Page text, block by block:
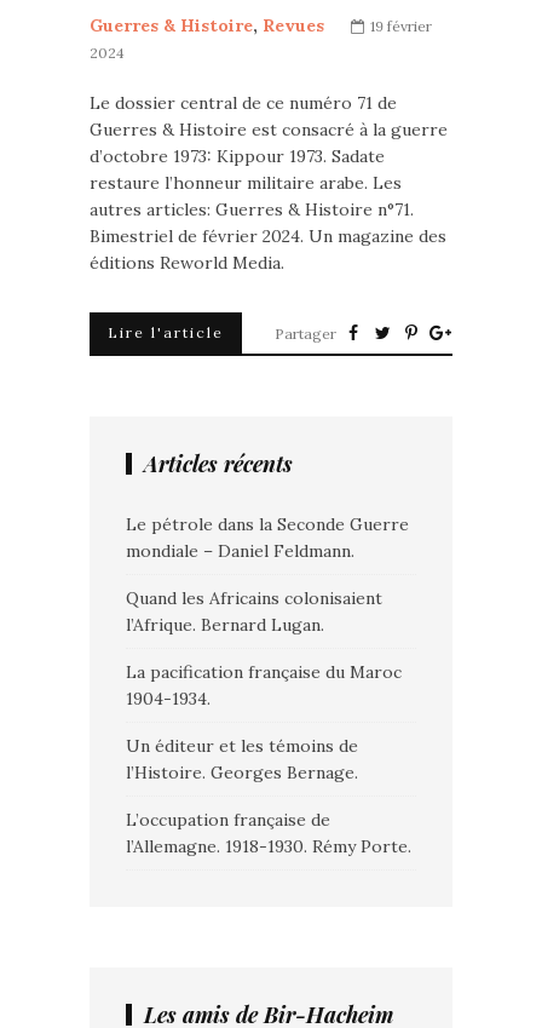
Guerres & Histoire, Revues
19 février
2024
Le dossier central de ce numéro 71 de
Guerres & Histoire est consacré à la guerre
d’octobre 1973: Kippour 1973. Sadate
restaure l’honneur militaire arabe. Les
autres articles: Guerres & Histoire n°71.
Bimestriel de février 2024. Un magazine des
éditions Reworld Media.
Lire l'article Partager
Articles récents
Le pétrole dans la Seconde Guerre
mondiale – Daniel Feldmann.
Quand les Africains colonisaient
l’Afrique. Bernard Lugan.
La pacification française du Maroc
1904-1934.
Un éditeur et les témoins de
l’Histoire. Georges Bernage.
L’occupation française de
l’Allemagne. 1918-1930. Rémy Porte.
Les amis de Bir-Hacheim